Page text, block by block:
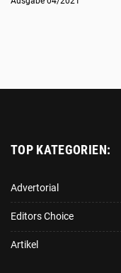
TOP KATEGORIEN:
Advertorial
Editors Choice
Artikel